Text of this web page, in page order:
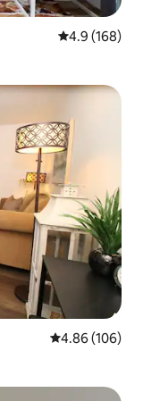
Calificación
4.9 (168)
Calificación
4.86 (106)